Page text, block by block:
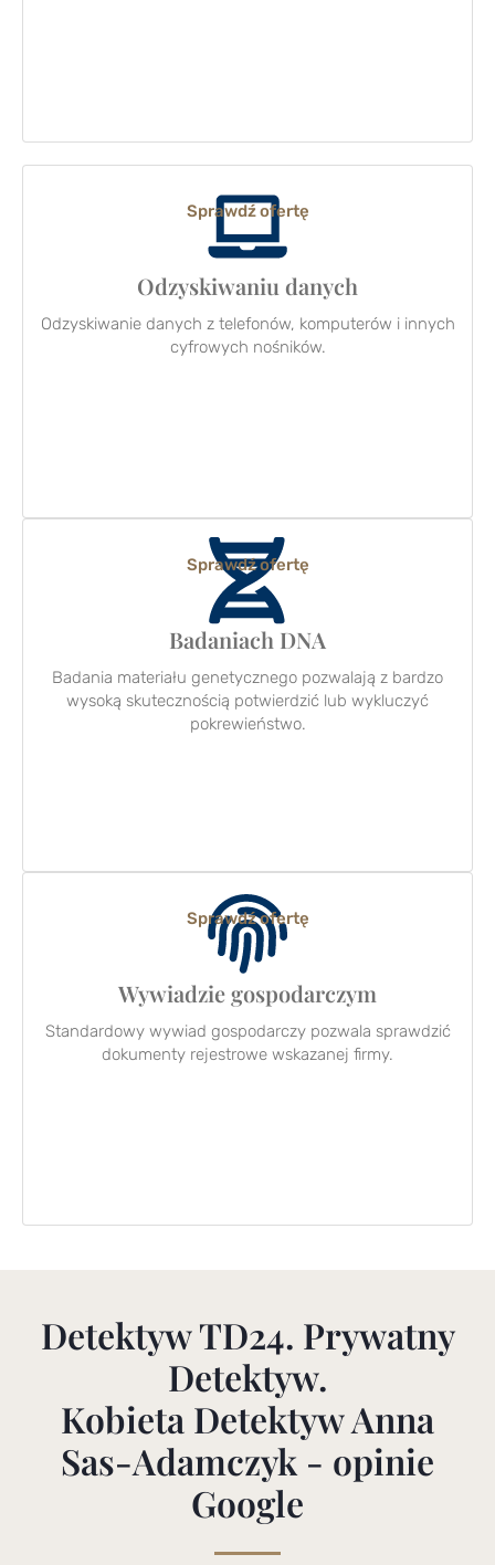
Wywiadzie gospodarczym
Standardowy wywiad gospodarczy pozwala sprawdzić
dokumenty rejestrowe wskazanej firmy.
Sprawdź ofertę
Badaniach DNA
Badania materiału genetycznego pozwalają z bardzo
wysoką skutecznością potwierdzić lub wykluczyć
pokrewieństwo.
Sprawdź ofertę
Odzyskiwaniu danych
Odzyskiwanie danych z telefonów, komputerów i innych
cyfrowych nośników.
Sprawdź ofertę
Detektyw TD24. Prywatny
Detektyw.
Kobieta Detektyw Anna
Sas-Adamczyk - opinie
Google